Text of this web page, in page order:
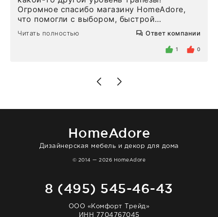
Огромное спасибо магазину HomeAdore,
что помогли с выбором, быстрой
доставкой и высоким сервисом. Один раз
была здесь лично, забирала чайные ложки,
внутри очень много антикварной посуды,
Позже заказывала остальные приборы -
доставили сдэком на следующий день к
отвечает очень быстро. Взаимодействием
Читать полностью Ответ компании
1 0
HomeAdore
Дизайнерская мебель и декор для дома
© 2014 — 2026 HomeAdore
8 (495) 545-46-43
ООО «Комфорт Трейд»
ИНН 7704767045